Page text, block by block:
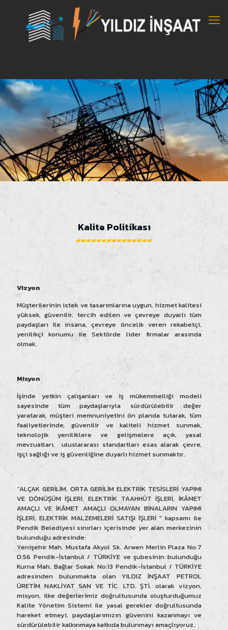
Kalite Politikası
Vizyon
Müşterilerinin istek ve tasarımlarına uygun, hizmet kalitesi
yüksek, güvenilir, tercih edilen ve çevreye duyarlı tüm
paydaşları ile insana, çevreye öncelik veren rekabetçi,
yenilikçi konumu ile Sektörde lider firmalar arasında
olmak.
Misyon
İşinde yetkin çalışanları ve iş mükemmelliği modeli
sayesinde tüm paydaşlarıyla sürdürülebilir değer
yaratarak, müşteri memnuniyetini ön planda tutarak, tüm
faaliyetlerinde, güvenilir ve kaliteli hizmet sunmak,
teknolojik yeniliklere ve gelişmelere açık, yasal
mevzuatları, uluslararası standartları esas alarak çevre,
işçi sağlığı ve iş güvenliğine duyarlı hizmet sunmaktır.
“ALÇAK GERİLİM, ORTA GERİLİM ELEKTRİK TESİSLERİ YAPIMI
VE DÖNÜŞÜM İŞLERİ, ELEKTRİK TAAHHÜT İŞLERİ, İKÂMET
AMAÇLI VE İKÂMET AMAÇLI OLMAYAN BİNALARIN YAPIMI
İŞLERİ, ELEKTRİK MALZEMELERİ SATIŞI İŞLERİ " kapsamı ile
Pendik Belediyesi sınırları içerisinde yer alan merkezinin
bulunduğu adresinde:
Yenişehir Mah. Mustafa Akyol Sk. Arwen Merlin Plaza No:7
D:56 Pendik-İstanbul / TÜRKİYE ve şubesinin bulunduğu
Kurna Mah. Bağlar Sokak No:13 Pendik-İstanbul / TÜRKİYE
adresinden bulunmakta olan YILDIZ İNŞAAT PETROL
ÜRETİM NAKLİYAT SAN VE TİC. LTD. ŞTİ. olarak vizyon,
misyon, ilke değerlerimiz doğrultusunda oluşturduğumuz
Kalite Yönetim Sistemi ile yasal gerekler doğrultusunda
hareket etmeyi, paydaşlarımızın güvenini kazanmayı ve
sürdürülebilir kalkınmaya katkıda bulunmayı amaçlıyoruz.